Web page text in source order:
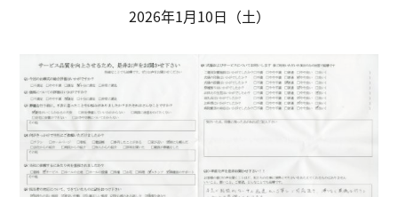
2026年1月10日（土）